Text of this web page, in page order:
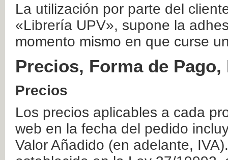
La utilización por parte del
«Librería UPV», supone la
momento mismo en que curse
Precios, Forma de
Precios
Los precios aplicables a cada
web en la fecha del pedido
Valor Añadido (en adelante,